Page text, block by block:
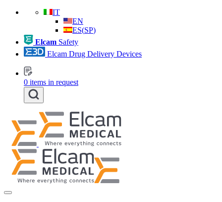
IT
EN
ES(SP)
Elcam Safety
Elcam Drug Delivery Devices
0 items in request